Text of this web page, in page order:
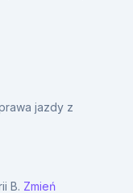
jazdy z
B. Zmień